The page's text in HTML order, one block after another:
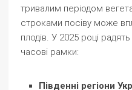
тривалим періодом
строками посіву може
плодів. У 2025 році
часові рамки:
Південні регіони